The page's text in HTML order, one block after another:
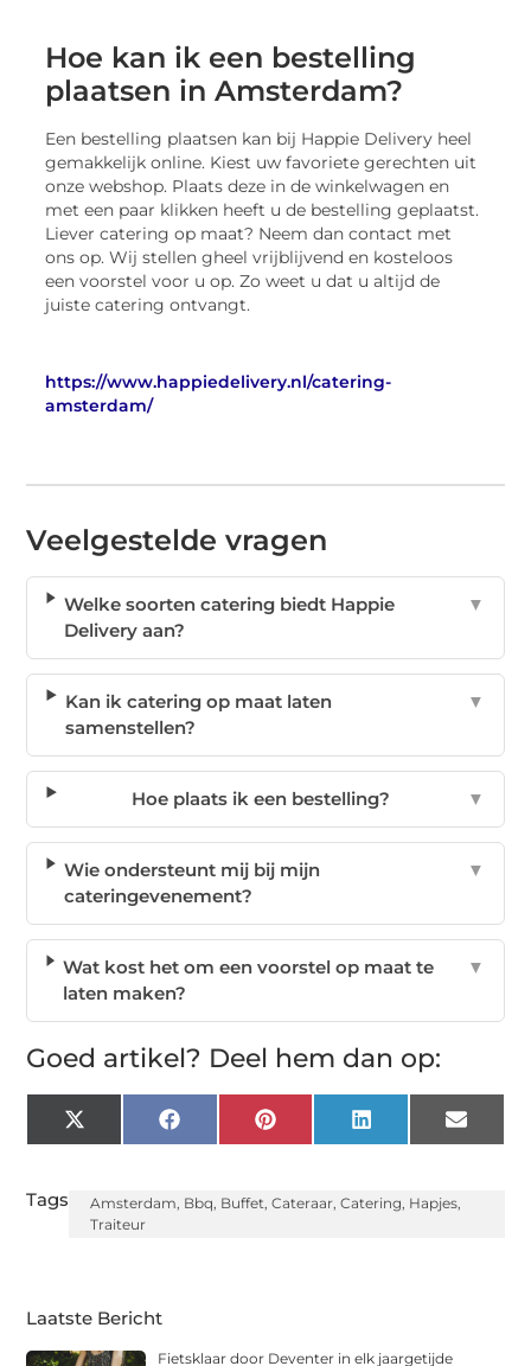
Hoe kan ik een bestelling
plaatsen in Amsterdam?
Een bestelling plaatsen kan bij Happie Delivery heel
gemakkelijk online. Kiest uw favoriete gerechten uit
onze webshop. Plaats deze in de winkelwagen en
met een paar klikken heeft u de bestelling geplaatst.
Liever catering op maat? Neem dan contact met
ons op. Wij stellen gheel vrijblijvend en kosteloos
een voorstel voor u op. Zo weet u dat u altijd de
juiste catering ontvangt.
https://www.happiedelivery.nl/catering-
amsterdam/
Veelgestelde vragen
Welke soorten catering biedt Happie
Delivery aan?
▼
Kan ik catering op maat laten
samenstellen?
▼
Hoe plaats ik een bestelling? ▼
Wie ondersteunt mij bij mijn
cateringevenement?
▼
Wat kost het om een voorstel op maat te
laten maken?
▼
Goed artikel? Deel hem dan op:
X
(Twitter)
FacebookPinterest LinkedIn Email
Tags: Amsterdam, Bbq, Buffet,Cateraar,Catering, Hapjes,
Traiteur
Laatste Bericht
Fietsklaar door Deventer in elk jaargetijde